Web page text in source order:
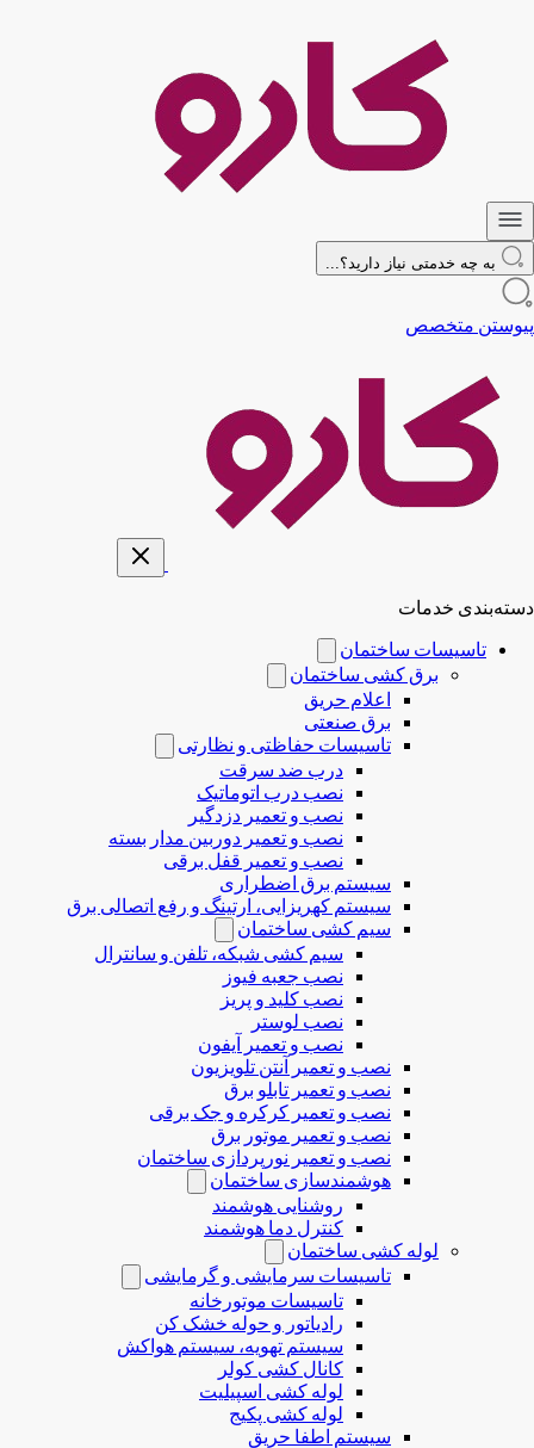
به چه خدمتی نیاز دارید؟...
پیوستن متخصص
دسته‌بندی خدمات
تاسیسات ساختمان
برق کشی ساختمان
اعلام حریق
برق صنعتی
تاسیسات حفاظتی و نظارتی
درب ضد سرقت
نصب درب‌ اتوماتیک
نصب و تعمیر دزدگیر
نصب و تعمیر دوربین مدار بسته
نصب و تعمیر قفل برقی
سیستم برق اضطراری
سیستم کهریزایی، ارتینگ و رفع اتصالی برق
سیم کشی ساختمان
سیم کشی شبکه، تلفن و سانترال
نصب جعبه فیوز
نصب کلید و پریز
نصب لوستر
نصب و تعمیر آیفون
نصب و تعمیر آنتن تلویزیون
نصب و تعمیر تابلو برق
نصب و تعمیر کرکره و جک برقی
نصب و تعمیر موتور برق
نصب و تعمیر نورپردازی ساختمان
هوشمندسازی ساختمان
روشنایی هوشمند
کنترل دما هوشمند
لوله کشی ساختمان
تاسیسات سرمایشی و گرمایشی
تاسیسات موتورخانه
رادیاتور و حوله خشک کن
سیستم تهویه، سیستم هواکش
کانال کشی کولر
لوله کشی اسپیلیت
لوله کشی پکیج
سیستم اطفا حریق